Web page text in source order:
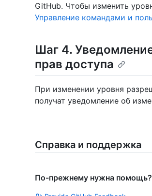
GitHub. Чтобы изменить
Управление командами и
Шаг 4.
прав доступа
При изменении уровня
получат уведомление об
Справка и поддержка
По-прежнему нужна помощь?